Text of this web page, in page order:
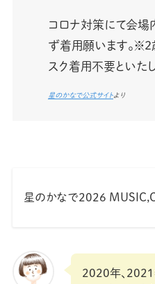
コロナ対策にて会場
ず着用願います。
スク着用不要といたし
星のかなで公式サイトより
星のかなで2026
2020年、2021